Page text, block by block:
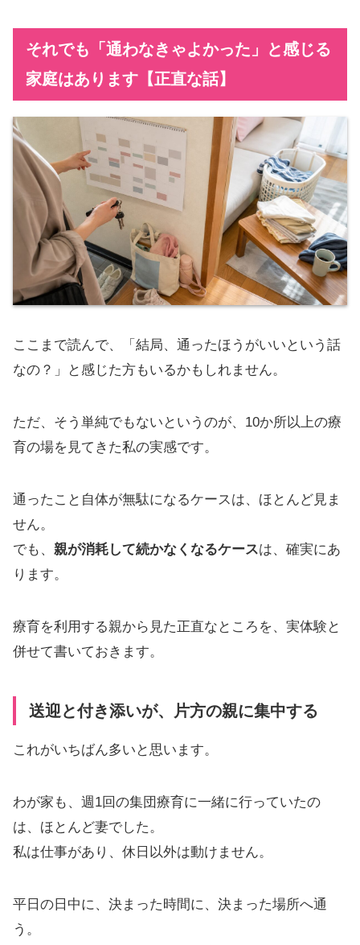
それでも「通わなきゃよかった」と感じる
家庭はあります【正直な話】
ここまで読んで、「結局、通ったほうがいいという話
なの？」と感じた方もいるかもしれません。
ただ、そう単純でもないというのが、10か所以上の療
育の場を見てきた私の実感です。
通ったこと自体が無駄になるケースは、ほとんど見ま
せん。
でも、 親が消耗して続かなくなるケースは、確実にあ
ります。
療育を利用する親から見た正直なところを、実体験と
併せて書いておきます。
送迎と付き添いが、片方の親に集中する
これがいちばん多いと思います。
わが家も、週1回の集団療育に一緒に行っていたの
は、ほとんど妻でした。
私は仕事があり、休日以外は動けません。
平日の日中に、決まった時間に、決まった場所へ通
う。